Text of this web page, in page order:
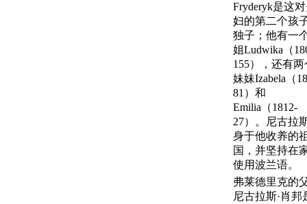
Fryderyk是这
妇的第二个孩
独子；他有一
姐Ludwika（
155），还有两
妹妹Izabela（
81）和
Emilia（1812-
27）。尼古拉
身于他收养的
国，并坚持在
使用波兰语。
弗莱德里克的
尼古拉斯·肖邦